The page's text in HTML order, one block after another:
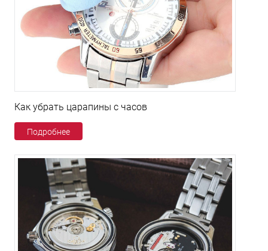
Как убрать царапины с часов
Подробнее